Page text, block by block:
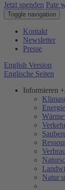
Jetzt spenden Pate
Toggle navigation
Kontakt
Newsletter
Presse
English Version
Englische Seiten
Informieren
Natur